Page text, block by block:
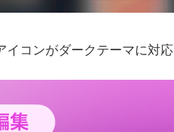
コンがダークテーマに対応